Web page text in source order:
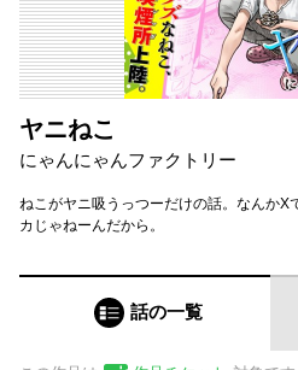
ヤニねこ
にゃんにゃんファクトリー
ねこがヤニ吸うっつーだけの話。なんかX
カじゃねーんだから。
話の一覧